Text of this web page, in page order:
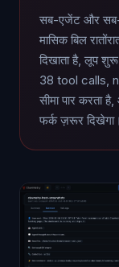
सब-एजेंट और
मासिक बिल
दिखाता है, लूप
38 tool calls,
सीमा पार करता
फर्क ज़रूर दिखेगा।